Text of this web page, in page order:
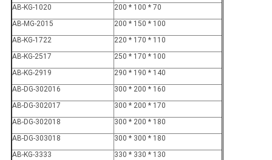
AB-KG-1020
200 * 100 * 70
AB-MG-2015
200 * 150 * 100
AB-KG-1722
220 * 170 * 110
AB-KG-2517
250 * 170 * 100
AB-KG-2919
290 * 190 * 140
AB-DG-302016
300 * 200 * 160
AB-DG-302017
300 * 200 * 170
AB-DG-302018
300 * 200 * 180
AB-DG-303018
300 * 300 * 180
AB-KG-3333
330 * 330 * 130